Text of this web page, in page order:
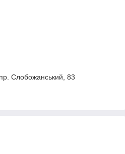
Слобожанський, 83